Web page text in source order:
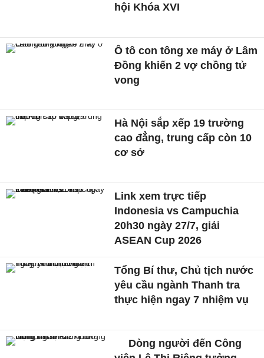
hội Khóa XVI
Ô tô con tông xe máy ở Lâm
Đồng khiến 2 vợ chồng tử
vong
Hà Nội sắp xếp 19 trường
cao đẳng, trung cấp còn 10
cơ sở
Link xem trực tiếp
Indonesia vs Campuchia
20h30 ngày 27/7, giải
ASEAN Cup 2026
Tổng Bí thư, Chủ tịch nước
yêu cầu ngành Thanh tra
thực hiện ngay 7 nhiệm vụ
Dòng người đến Công